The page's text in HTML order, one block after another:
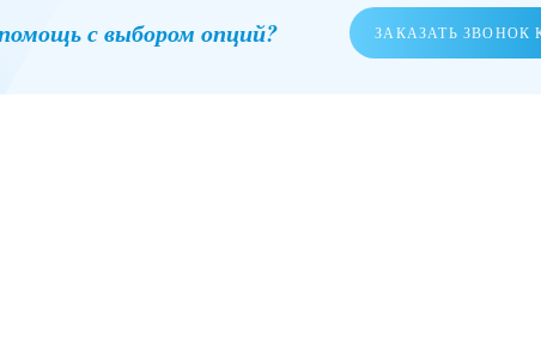
с выбором опций? ЗАКАЗАТЬ ЗВОНОК